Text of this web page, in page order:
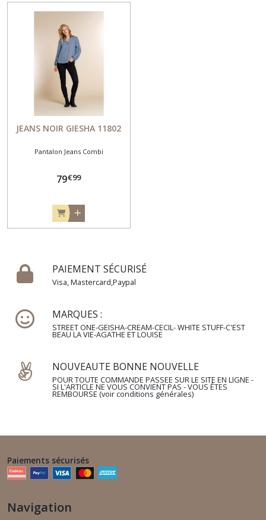
JEANS NOIR GIESHA 11802
Pantalon Jeans Combi
79€99
PAIEMENT SÉCURISÉ
Visa, Mastercard,Paypal
MARQUES :
STREET ONE-GEISHA-CREAM-CECIL- WHITE STUFF-C'EST
BEAU LA VIE-AGATHE ET LOUISE
NOUVEAUTE BONNE NOUVELLE
POUR TOUTE COMMANDE PASSEE SUR LE SITE EN LIGNE -
SI L'ARTICLE NE VOUS CONVIENT PAS - VOUS ÊTES
REMBOURSE (voir conditions générales)
Paiements sécurisés
Navigation